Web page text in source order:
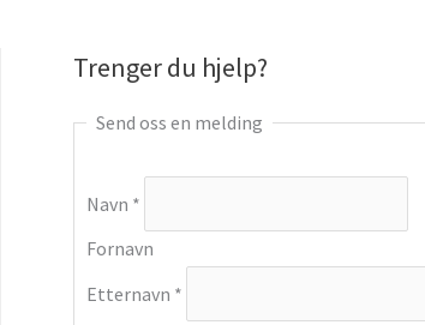
Trenger du hjelp?
Send oss en melding
Navn *
Fornavn
Etternavn *